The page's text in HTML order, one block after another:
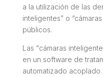
a la utilización de las
inteligentes” o
públicos.
Las “cámaras
en un software de
automatizado acoplado